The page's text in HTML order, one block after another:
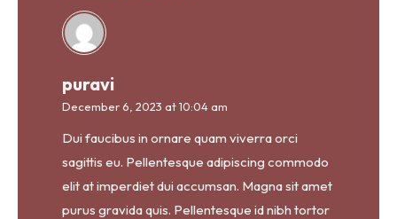
puravi
December 6, 2023 at 10:04 am
Dui faucibus in ornare quam viverra orci
sagittis eu. Pellentesque adipiscing commodo
elit at imperdiet dui accumsan. Magna sit amet
purus gravida quis. Pellentesque id nibh tortor